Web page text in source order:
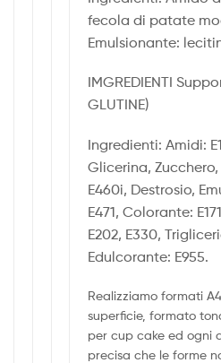
fecola di patate
Emulsionante:
IMGREDIENTI
GLUTINE)
Ingredienti: Amidi:
Glicerina,
E460i, Destrosio,
E471, Colorante:
E202, E330,
Edulcorante: E955.
Realizziamo formati
superficie, formato
per cup cake ed ogni
precisa che le forme